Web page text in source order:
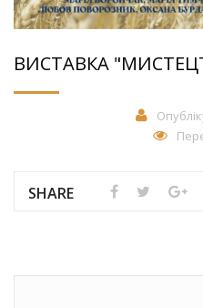
ВИСТАВКА
SHARE